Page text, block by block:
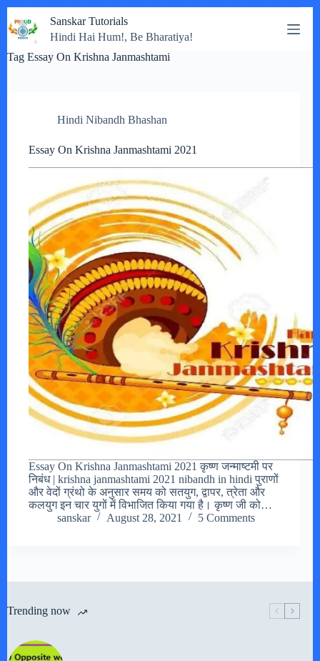
to
content
Sanskar Tutorials
Hindi Hai Hum!, Be Bharatiya!
Tag Essay On Krishna Janmashtami
Hindi Nibandh Bhashan
Essay On Krishna Janmashtami 2021
Essay On Krishna Janmashtami 2021 कृष्ण जन्माष्टमी पर
निबंध | krishna janmashtami 2021 nibandh in hindi पुराणों
और वेदों ग्रंथो के अनुसार समय को सतयुग, द्वापर, त्रेता और
कलयुग इन चार युगों में विभाजित किया गया है। कृष्ण जी को…
sanskar
August 28, 2021 5 Comments
Trending now